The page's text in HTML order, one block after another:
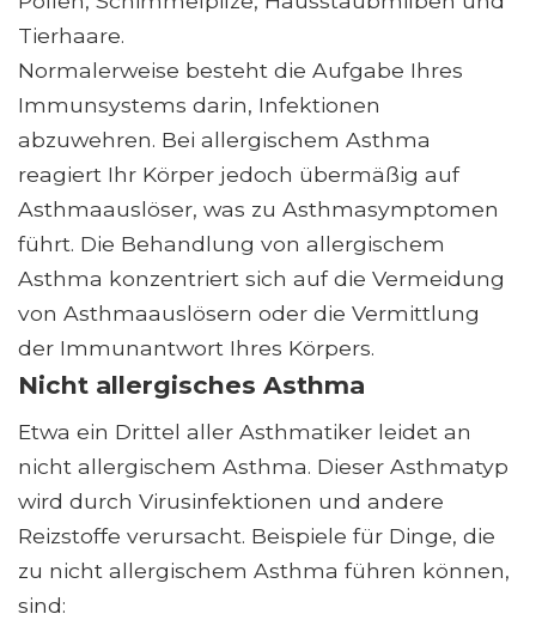
Tierhaare.
Normalerweise besteht die Aufgabe Ihres
Immunsystems darin, Infektionen
abzuwehren. Bei allergischem Asthma
reagiert Ihr Körper jedoch übermäßig auf
Asthmaauslöser, was zu Asthmasymptomen
führt. Die Behandlung von allergischem
Asthma konzentriert sich auf die Vermeidung
von Asthmaauslösern oder die Vermittlung
der Immunantwort Ihres Körpers.
Nicht allergisches Asthma
Etwa ein Drittel aller Asthmatiker leidet an
nicht allergischem Asthma. Dieser Asthmatyp
wird durch Virusinfektionen und andere
Reizstoffe verursacht. Beispiele für Dinge, die
zu nicht allergischem Asthma führen können,
sind: